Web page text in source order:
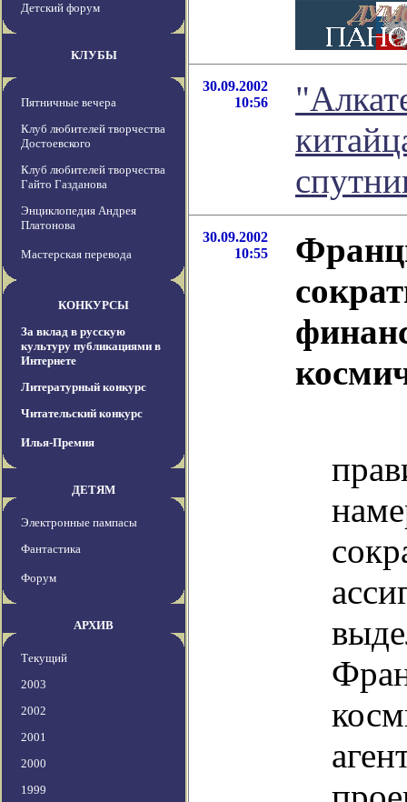
Детский форум
КЛУБЫ
Пятничные вечера
Клуб любителей творчества
Достоевского
Клуб любителей творчества
Гайто Газданова
Энциклопедия Андрея
Платонова
Мастерская перевода
КОНКУРСЫ
За вклад в русскую
культуру публикациями в
Интернете
Литературный конкурс
Читательский конкурс
Илья-Премия
ДЕТЯМ
Электронные пампасы
Фантастика
Форум
АРХИВ
Текущий
2003
2002
2001
2000
1999
30.09.2002
10:56
30.09.2002
10:55